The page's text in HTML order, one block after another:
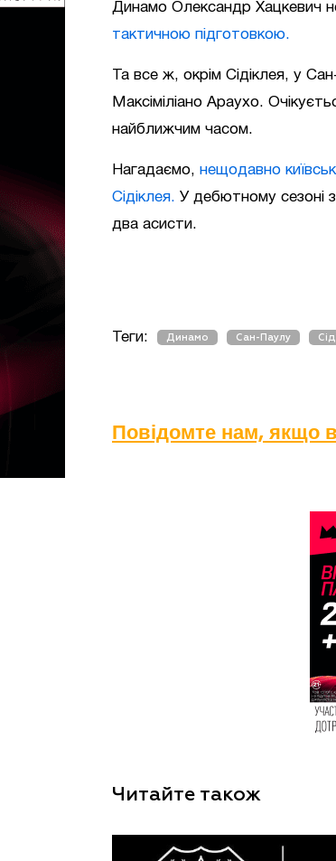
Динамо Олександр Хацкевич
тактичною підготовкою.
Та все ж, окрім Сідіклея, у
Максіміліано Араухо.
найближчим часом.
Нагадаємо, нещодавно
Сідіклея. У дебютному сезоні
два асисти.
Теги: Динамо Сан-Паулу
Повідомте нам, якщо
Читайте також